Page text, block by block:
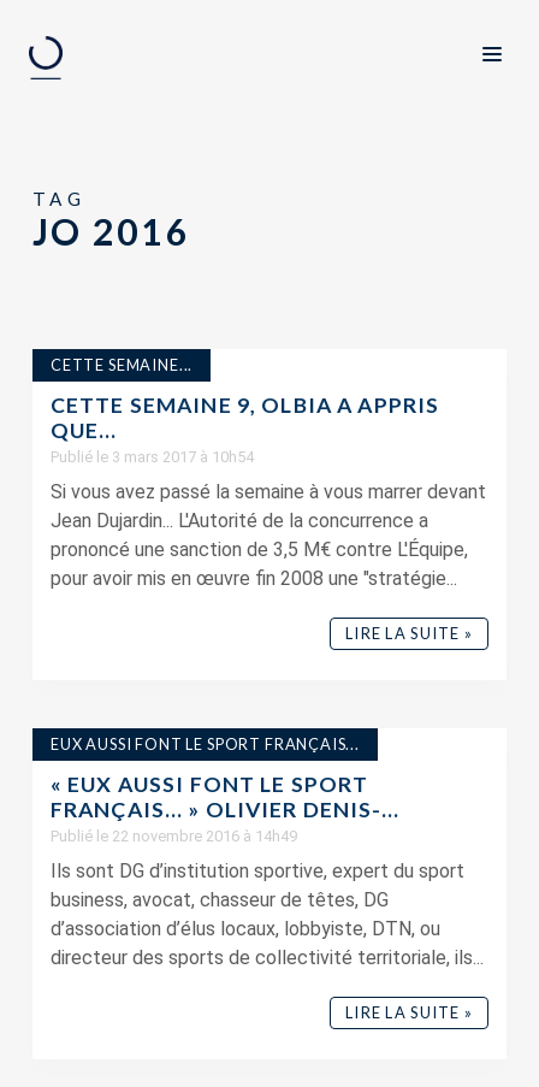
TAG
JO 2016
CETTE SEMAINE...
CETTE SEMAINE 9, OLBIA A APPRIS
QUE…
Publié le 3 mars 2017 à 10h54
Si vous avez passé la semaine à vous marrer devant
Jean Dujardin... L'Autorité de la concurrence a
prononcé une sanction de 3,5 M€ contre L'Équipe,
pour avoir mis en œuvre fin 2008 une "stratégie...
LIRE LA SUITE »
EUX AUSSI FONT LE SPORT FRANÇAIS...
« EUX AUSSI FONT LE SPORT
FRANÇAIS… » OLIVIER DENIS-...
Publié le 22 novembre 2016 à 14h49
Ils sont DG d’institution sportive, expert du sport
business, avocat, chasseur de têtes, DG
d’association d’élus locaux, lobbyiste, DTN, ou
directeur des sports de collectivité territoriale, ils...
LIRE LA SUITE »